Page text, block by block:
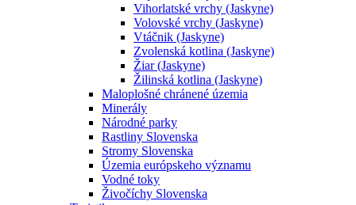
Vihorlatské vrchy (Jaskyne)
Volovské vrchy (Jaskyne)
Vtáčnik (Jaskyne)
Zvolenská kotlina (Jaskyne)
Žiar (Jaskyne)
Žilinská kotlina (Jaskyne)
Maloplošné chránené územia
Minerály
Národné parky
Rastliny Slovenska
Stromy Slovenska
Územia európskeho významu
Vodné toky
Živočíchy Slovenska